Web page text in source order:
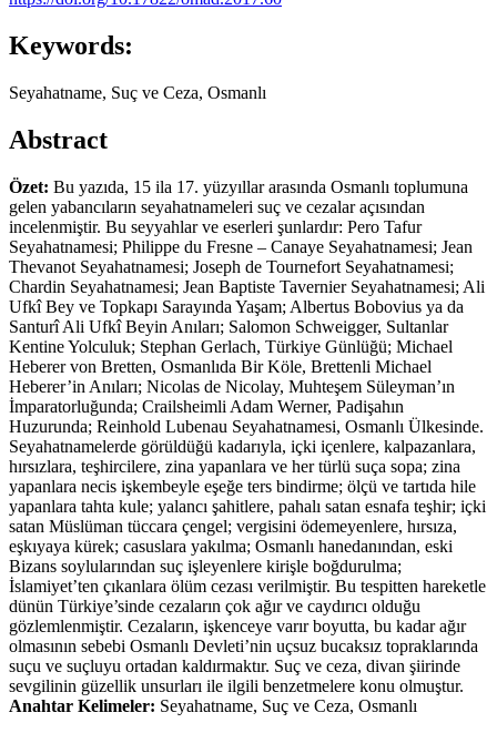
Keywords:
Seyahatname, Suç ve Ceza, Osmanlı
Abstract
Özet: Bu yazıda, 15 ila 17. yüzyıllar arasında Osmanlı toplumuna
gelen yabancıların seyahatnameleri suç ve cezalar açısından
incelenmiştir. Bu seyyahlar ve eserleri şunlardır: Pero Tafur
Seyahatnamesi; Philippe du Fresne – Canaye Seyahatnamesi; Jean
Thevanot Seyahatnamesi; Joseph de Tournefort Seyahatnamesi;
Chardin Seyahatnamesi; Jean Baptiste Tavernier Seyahatnamesi; Ali
Ufkî Bey ve Topkapı Sarayında Yaşam; Albertus Bobovius ya da
Santurî Ali Ufkî Beyin Anıları; Salomon Schweigger, Sultanlar
Kentine Yolculuk; Stephan Gerlach, Türkiye Günlüğü; Michael
Heberer von Bretten, Osmanlıda Bir Köle, Brettenli Michael
Heberer’in Anıları; Nicolas de Nicolay, Muhteşem Süleyman’ın
İmparatorluğunda; Crailsheimli Adam Werner, Padişahın
Huzurunda; Reinhold Lubenau Seyahatnamesi, Osmanlı Ülkesinde.
Seyahatnamelerde görüldüğü kadarıyla, içki içenlere, kalpazanlara,
hırsızlara, teşhircilere, zina yapanlara ve her türlü suça sopa; zina
yapanlara necis işkembeyle eşeğe ters bindirme; ölçü ve tartıda hile
yapanlara tahta kule; yalancı şahitlere, pahalı satan esnafa teşhir; içki
satan Müslüman tüccara çengel; vergisini ödemeyenlere, hırsıza,
eşkıyaya kürek; casuslara yakılma; Osmanlı hanedanından, eski
Bizans soylularından suç işleyenlere kirişle boğdurulma;
İslamiyet’ten çıkanlara ölüm cezası verilmiştir. Bu tespitten hareketle
dünün Türkiye’sinde cezaların çok ağır ve caydırıcı olduğu
gözlemlenmiştir. Cezaların, işkenceye varır boyutta, bu kadar ağır
olmasının sebebi Osmanlı Devleti’nin uçsuz bucaksız topraklarında
suçu ve suçluyu ortadan kaldırmaktır. Suç ve ceza, divan şiirinde
sevgilinin güzellik unsurları ile ilgili benzetmelere konu olmuştur.
Anahtar Kelimeler: Seyahatname, Suç ve Ceza, Osmanlı